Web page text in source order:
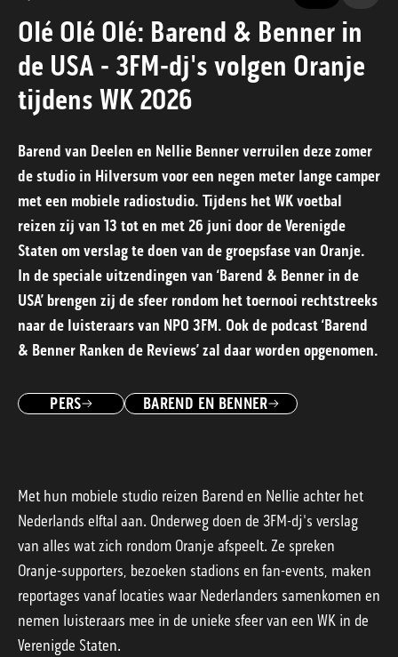
Olé Olé Olé: Barend & Benner in
de USA - 3FM-dj's volgen Oranje
tijdens WK 2026
Barend van Deelen en Nellie Benner verruilen deze zomer
de studio in Hilversum voor een negen meter lange camper
met een mobiele radiostudio. Tijdens het WK voetbal
reizen zij van 13 tot en met 26 juni door de Verenigde
Staten om verslag te doen van de groepsfase van Oranje.
In de speciale uitzendingen van ‘Barend & Benner in de
USA’ brengen zij de sfeer rondom het toernooi rechtstreeks
naar de luisteraars van NPO 3FM. Ook de podcast ‘Barend
& Benner Ranken de Reviews’ zal daar worden opgenomen.
PERS BAREND EN BENNER
Met hun mobiele studio reizen Barend en Nellie achter het
Nederlands elftal aan. Onderweg doen de 3FM-dj's verslag
van alles wat zich rondom Oranje afspeelt. Ze spreken
Oranje-supporters, bezoeken stadions en fan-events, maken
reportages vanaf locaties waar Nederlanders samenkomen en
nemen luisteraars mee in de unieke sfeer van een WK in de
Verenigde Staten.